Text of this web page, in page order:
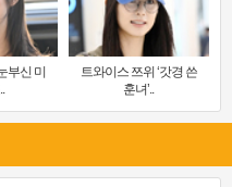
부신 미
트와이스 쯔위 ‘갓경 쓴
훈녀’..